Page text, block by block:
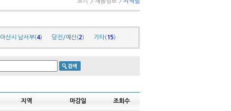
아산시 남서부(4) 당진/예산(2) 기타( 15)
지역 마감일 조회수